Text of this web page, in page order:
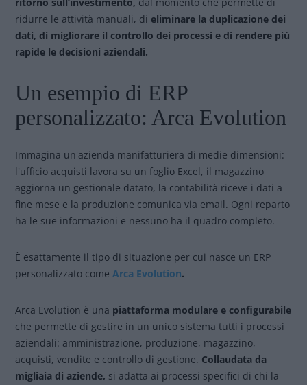
ridurre le attività manuali, di eliminare la duplicazione dei
dati, di migliorare il controllo dei processi e di rendere più
rapide le decisioni aziendali.
Un esempio di ERP
personalizzato: Arca Evolution
Immagina un'azienda manifatturiera di medie dimensioni:
l'ufficio acquisti lavora su un foglio Excel, il magazzino
aggiorna un gestionale datato, la contabilità riceve i dati a
fine mese e la produzione comunica via email. Ogni reparto
ha le sue informazioni e nessuno ha il quadro completo.
È esattamente il tipo di situazione per cui nasce un ERP
personalizzato comeArca Evolution.
Arca Evolution è una piattaforma modulare e configurabile
che permette di gestire in un unico sistema tutti i processi
aziendali: amministrazione, produzione, magazzino,
acquisti, vendite e controllo di gestione. Collaudata da
migliaia di aziende, si adatta ai processi specifici di chi la